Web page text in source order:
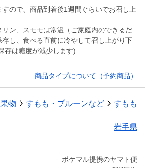
ので、商品到着後1週間ぐらいでお召し上
ン、スモモは常温（ご家庭内のできるだ
し、食べる直前に冷やして召し上がり下
存は糖度が減少します)
商品タイプについて（予約商品）
果物 すもも・プルーンなど すもも
岩手県
ポケマル提携のヤマト便